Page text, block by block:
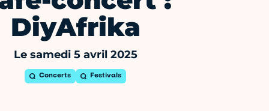
DiyAfrika
Le samedi 5 avril 2025
Concerts Festivals